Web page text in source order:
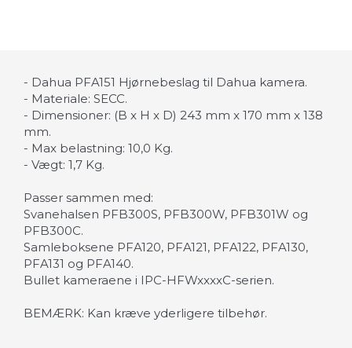
- Dahua PFA151 Hjørnebeslag til Dahua kamera.
- Materiale: SECC.
- Dimensioner: (B x H x D) 243 mm x 170 mm x 138
mm.
- Max belastning: 10,0 Kg.
- Vægt: 1,7 Kg.
Passer sammen med:
Svanehalsen PFB300S, PFB300W, PFB301W og
PFB300C.
Samleboksene PFA120, PFA121, PFA122, PFA130,
PFA131 og PFA140.
Bullet kameraene i IPC-HFWxxxxC-serien.
BEMÆRK: Kan kræve yderligere tilbehør.